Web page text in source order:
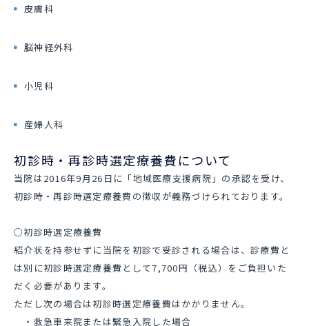
皮膚科
脳神経外科
小児科
産婦人科
初診時・再診時選定療養費について
当院は2016年9月26日に「地域医療支援病院」の承認を受け、
初診時・再診時選定療養費の徴収が義務づけられております。
○初診時選定療養費
紹介状を持参せずに当院を初診で受診される場合は、診療費と
は別に初診時選定療養費として7,700円（税込）をご負担いた
だく必要があります。
ただし次の場合は初診時選定療養費はかかりません。
・救急車来院または緊急入院した場合